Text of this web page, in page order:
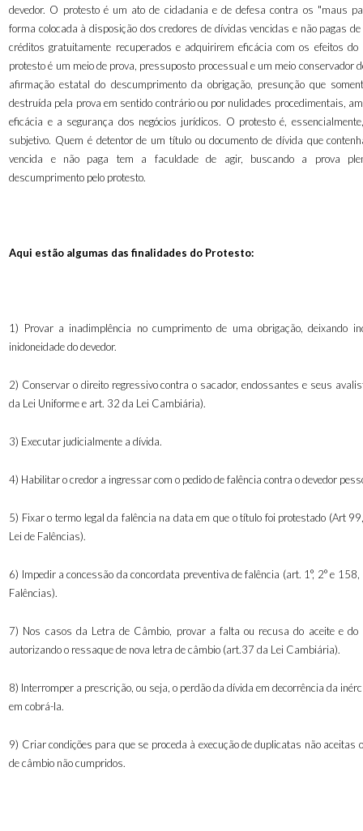
devedor. O protesto é um ato de cidadania e de defesa contra os "maus
forma colocada à disposição dos credores de dívidas vencidas e não pagas
créditos gratuitamente recuperados e adquirirem eficácia com os efeitos do
protesto é um meio de prova, pressuposto processual e um meio conservador
afirmação estatal do descumprimento da obrigação, presunção que
destruída pela prova em sentido contrário ou por nulidades procedimentais,
eficácia e a segurança dos negócios jurídicos. O protesto é,
subjetivo. Quem é detentor de um título ou documento de dívida que
vencida e não paga tem a faculdade de agir, buscando a prova
descumprimento pelo protesto.
Aqui estão algumas das finalidades do Protesto:
1) Provar a inadimplência no cumprimento de uma obrigação, deixando
inidoneidade do devedor.
2) Conservar o direito regressivo contra o sacador, endossantes e seus
da Lei Uniforme e art. 32 da Lei Cambiária).
3) Executar judicialmente a dívida.
4) Habilitar o credor a ingressar com o pedido de falência contra o devedor
5) Fixar o termo legal da falência na data em que o título foi protestado (Art
Lei de Falências).
6) Impedir a concessão da concordata preventiva de falência (art. 1°, 2° e 158,
Falências).
7) Nos casos da Letra de Câmbio, provar a falta ou recusa do aceite e do
autorizando o ressaque de nova letra de câmbio (art.37 da Lei Cambiária).
8) Interromper a prescrição, ou seja, o perdão da dívida em decorrência da
em cobrá-la.
9) Criar condições para que se proceda à execução de duplicatas não aceitas
de câmbio não cumpridos.